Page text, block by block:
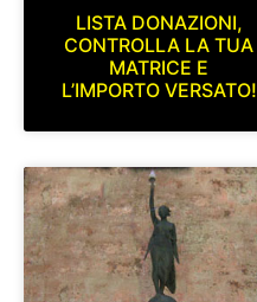
LISTA DONAZIONI,
CONTROLLA LA TUA
MATRICE E
L’IMPORTO VERSATO!